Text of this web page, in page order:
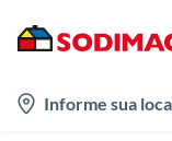
Informe sua